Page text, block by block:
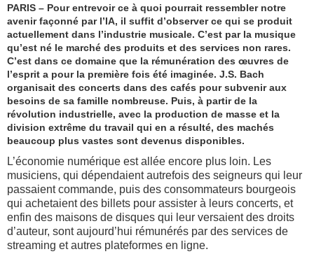
PARIS – Pour entrevoir ce à quoi pourrait ressembler notre
avenir façonné par l’IA, il suffit d’observer ce qui se produit
actuellement dans l’industrie musicale. C’est par la musique
qu’est né le marché des produits et des services non rares.
C’est dans ce domaine que la rémunération des œuvres de
l’esprit a pour la première fois été imaginée. J.S. Bach
organisait des concerts dans des cafés pour subvenir aux
besoins de sa famille nombreuse. Puis, à partir de la
révolution industrielle, avec la production de masse et la
division extrême du travail qui en a résulté, des machés
beaucoup plus vastes sont devenus disponibles.
L’économie numérique est allée encore plus loin. Les
musiciens, qui dépendaient autrefois des seigneurs qui leur
passaient commande, puis des consommateurs bourgeois
qui achetaient des billets pour assister à leurs concerts, et
enfin des maisons de disques qui leur versaient des droits
d’auteur, sont aujourd’hui rémunérés par des services de
streaming et autres plateformes en ligne.